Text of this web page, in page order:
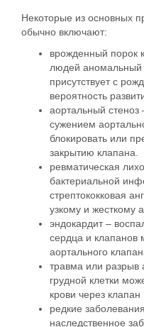
Некоторые из основных
обычно включают:
врожденный порок
людей аномальный
присутствует с
вероятность
аортальный стеноз
сужением
блокировать или
закрытию клапана.
ревматическая
бактериальной
стрептококковая
узкому и жесткому
эндокардит –
сердца и клапанов
аортального
травма или разрыв
грудной клетки
крови через клапан
редкие
наследственное